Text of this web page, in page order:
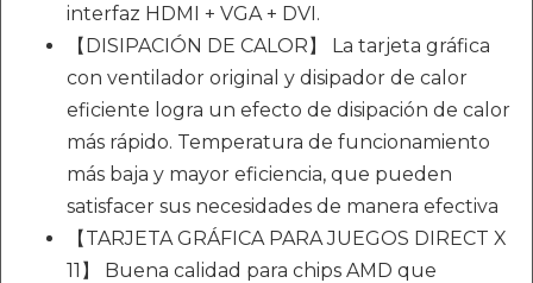
interfaz HDMI + VGA + DVI.
【DISIPACIÓN DE CALOR】 La tarjeta gráfica
con ventilador original y disipador de calor
eficiente logra un efecto de disipación de calor
más rápido. Temperatura de funcionamiento
más baja y mayor eficiencia, que pueden
satisfacer sus necesidades de manera efectiva
【TARJETA GRÁFICA PARA JUEGOS DIRECT X
11】 Buena calidad para chips AMD que